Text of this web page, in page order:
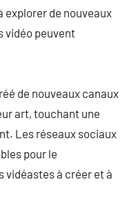
explorer de nouveaux
vidéo peuvent
de nouveaux canaux
art, touchant une
Les réseaux sociaux
pour le
vidéastes à créer et à